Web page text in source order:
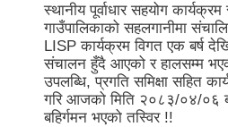
स्थानीय पूर्वाधार सहयोग
गाउँपालिकाको सहलगानीमा
LISP कार्यक्रम विगत एक बर्ष
संचालन हुँदै आएको र हालसम्म
उपलब्धि, प्रगति समिक्षा सहित
गरि आजको मिति २०८३/०४/०६
बहिर्गमन भएको तस्विर !!